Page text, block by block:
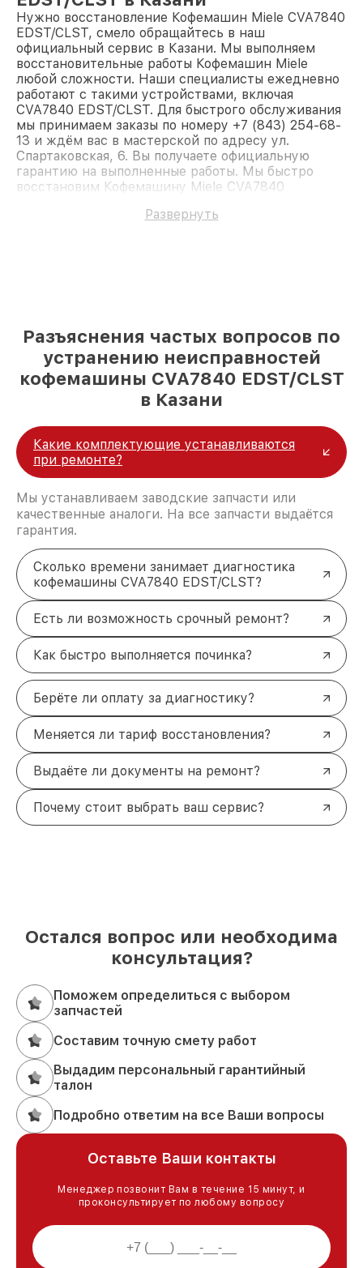
Нужно восстановление Кофемашин Miele CVA7840
EDST/CLST, смело обращайтесь в наш
официальный сервис в Казани. Мы выполняем
восстановительные работы Кофемашин Miele
любой сложности. Наши специалисты ежедневно
работают с такими устройствами, включая
CVA7840 EDST/CLST. Для быстрого обслуживания
мы принимаем заказы по номеру +7 (843) 254-68-
13 и ждём вас в мастерской по адресу ул.
Спартаковская, 6. Вы получаете официальную
гарантию на выполненные работы. Мы быстро
восстановим Кофемашину Miele CVA7840
Развернуть
Разъяснения частых вопросов по
устранению неисправностей
кофемашины CVA7840 EDST/CLST
в Казани
Какие комплектующие устанавливаются
при ремонте?
Мы устанавливаем заводские запчасти или
качественные аналоги. На все запчасти выдаётся
гарантия.
Сколько времени занимает диагностика
кофемашины CVA7840 EDST/CLST?
Есть ли возможность срочный ремонт?
Как быстро выполняется починка?
Берёте ли оплату за диагностику?
Меняется ли тариф восстановления?
Выдаёте ли документы на ремонт?
Почему стоит выбрать ваш сервис?
Остался вопрос или необходима
консультация?
Поможем определиться с выбором
запчастей
Составим точную смету работ
Выдадим персональный гарантийный
талон
Подробно ответим на все Ваши вопросы
Оставьте Ваши контакты
Менеджер позвонит Вам в течение 15 минут, и
проконсультирует по любому вопросу